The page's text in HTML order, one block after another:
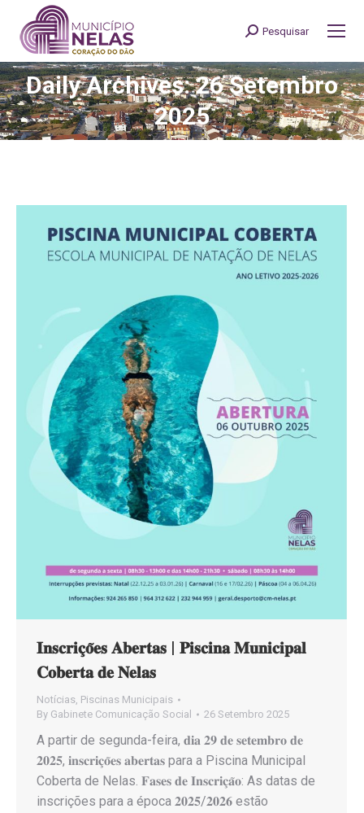
Search:
Pesquisar
Daily Archives: 26 Setembro
2025
You are here:
𝐈𝐧𝐬𝐜𝐫𝐢𝐜̧𝐨̃𝐞𝐬 𝐀𝐛𝐞𝐫𝐭𝐚𝐬 | 𝐏𝐢𝐬𝐜𝐢𝐧𝐚 𝐌𝐮𝐧𝐢𝐜𝐢𝐩𝐚𝐥
𝐂𝐨𝐛𝐞𝐫𝐭𝐚 𝐝𝐞 𝐍𝐞𝐥𝐚𝐬
Notícias, Piscinas Municipais
By Gabinete Comunicação Social 26 Setembro 2025
A partir de segunda-feira, 𝐝𝐢𝐚 𝟐𝟗 𝐝𝐞 𝐬𝐞𝐭𝐞𝐦𝐛𝐫𝐨 𝐝𝐞
𝟐𝟎𝟐𝟓, 𝐢𝐧𝐬𝐜𝐫𝐢𝐜̧𝐨̃𝐞𝐬 𝐚𝐛𝐞𝐫𝐭𝐚𝐬 para a Piscina Municipal
Coberta de Nelas. 𝐅𝐚𝐬𝐞𝐬 𝐝𝐞 𝐈𝐧𝐬𝐜𝐫𝐢𝐜̧𝐚̃𝐨: As datas de
inscrições para a época 𝟐𝟎𝟐𝟓/𝟐𝟎𝟐𝟔 estão